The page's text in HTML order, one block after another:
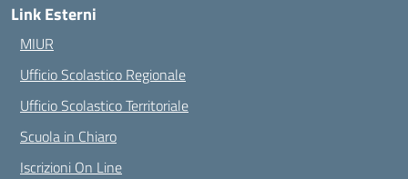
Link Esterni
MIUR
Ufficio Scolastico Regionale
Ufficio Scolastico Territoriale
Scuola in Chiaro
Iscrizioni On Line